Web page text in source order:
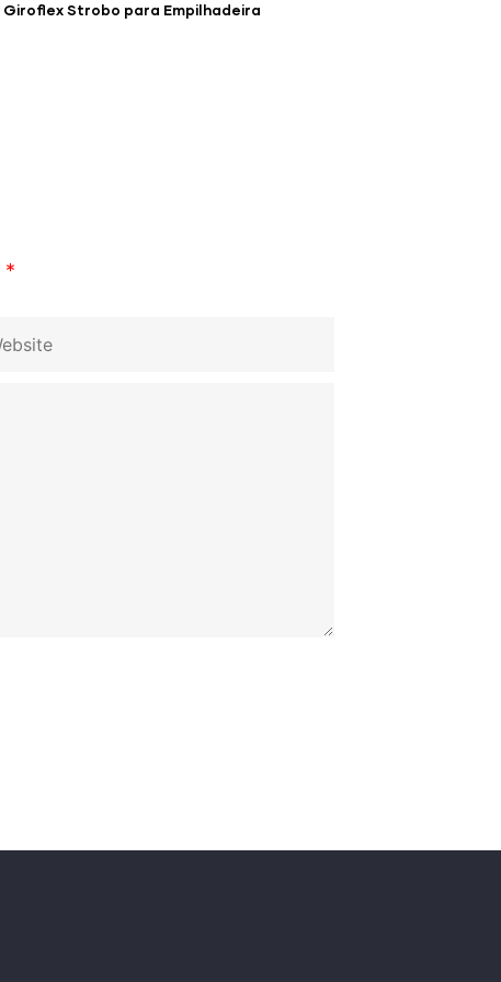
Giroflex Strobo para Empilhadeira
*